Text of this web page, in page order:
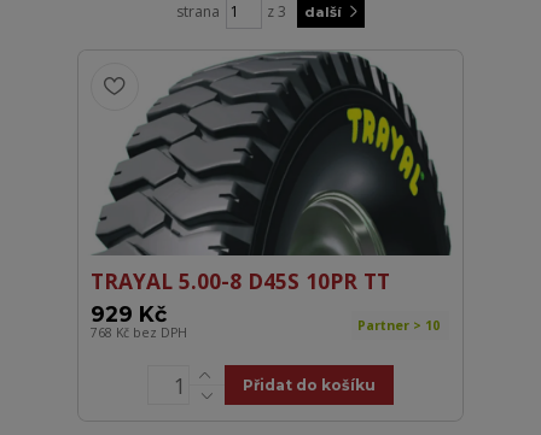
strana
z 3 další
TRAYAL 5.00-8 D45S 10PR TT
929 Kč
768 Kč bez DPH Partner > 10
Přidat do košíku